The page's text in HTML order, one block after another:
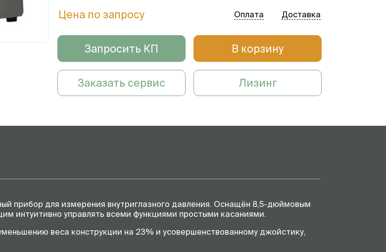
началом работы
Программный модуль
вычисления и подачи
оптимального количество
воздуха при каждом
индивидуальном измерении
обоих глаз
есть
Количество сенсоров
3 (2 оптических и 1
Рабочее напряжение, не
100-240 В
Цена по запросу Оплата Доставка
Запросить КП В корзину
Заказать сервис Лизинг
прибор для измерения внутриглазного давления. Оснащён 8,5-дюймовым
интуитивно управлять всеми функциями простыми касаниями.
веса конструкции на 23% и усовершенствованному джойстику,